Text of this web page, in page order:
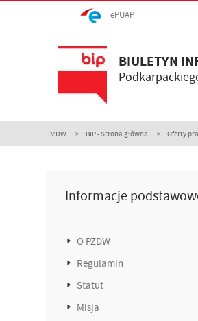
ePUAP
BIULETYN
PZDW BIP - Strona główna Oferty
Informacje
O PZDW
Regulamin
Statut
Misja